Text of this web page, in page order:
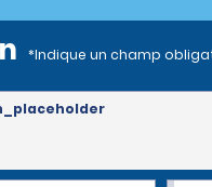
*Indique un champ